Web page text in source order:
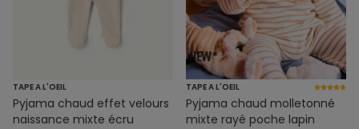
TAPE A L'OEIL
Pyjama chaud effet velours
naissance mixte écru
TAPE A L'OEIL
Pyjama chaud molletonné
mixte rayé poche lapin